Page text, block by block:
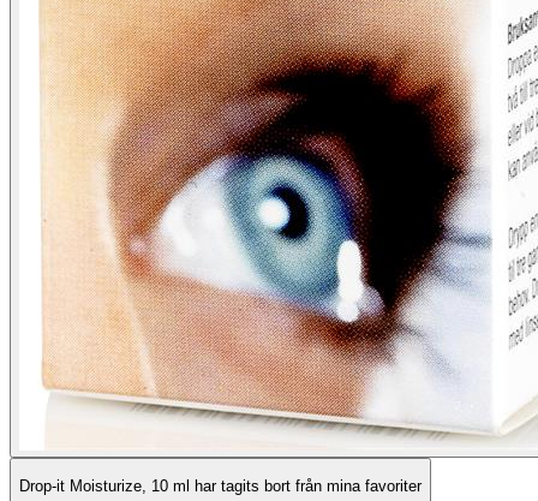
Drop-it Moisturize, 10 ml har tagits bort från mina favoriter